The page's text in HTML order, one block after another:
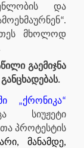
და
მხოლოდ
გაემიჯნა
„ქრონიკა“
სიუჟეტი
პროტესტის
მანამდე,